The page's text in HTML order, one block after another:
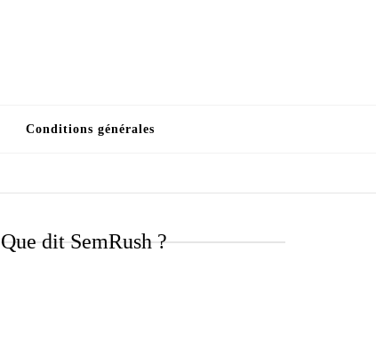
Conditions générales
Que dit SemRush ?